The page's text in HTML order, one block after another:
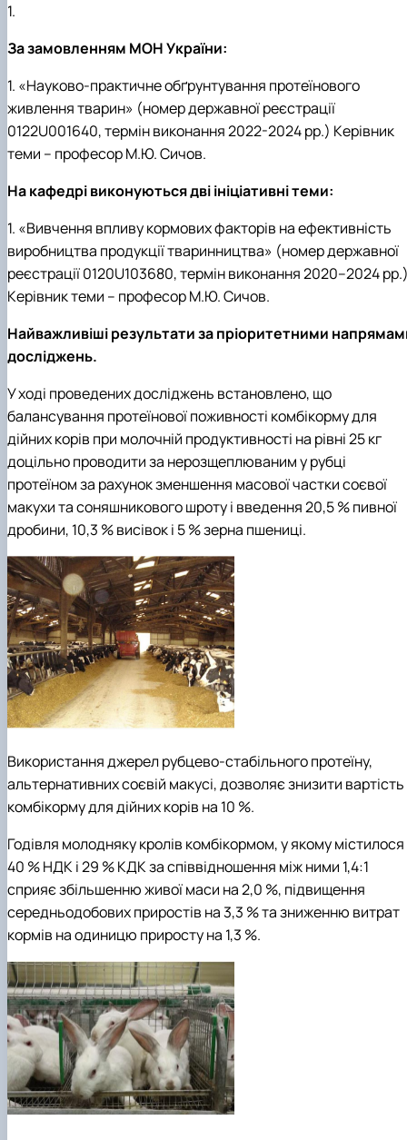
1.
За замовленням МОН України:
1. «Науково-практичне обґрунтування протеїнового
живлення тварин» (номер державної реєстрації
0122U001640, термін виконання 2022-2024 рр.) Керівник
теми – професор М.Ю. Сичов.
На кафедрі виконуються дві ініціативні теми:
1. «Вивчення впливу кормових факторів на ефективність
виробництва продукції тваринництва» (номер державної
реєстрації 0120U103680, термін виконання 2020–2024
Керівник теми – професор М.Ю. Сичов.
Найважливіші результати за пріоритетними
досліджень.
У ході проведених досліджень встановлено, що
балансування протеїнової поживності комбікорму для
дійних корів при молочній продуктивності на рівні 25 кг
доцільно проводити за нерозщеплюваним у рубці
протеїном за рахунок зменшення масової частки соєвої
макухи та соняшникового шроту і введення 20,5 % пивної
дробини, 10,3 % висівок і 5 % зерна пшениці.
Використання джерел рубцево-стабільного протеїну,
альтернативних соєвій макусі, дозволяє знизити вартість
комбікорму для дійних корів на 10 %.
Годівля молодняку кролів комбікормом, у якому містилося
40 % НДК і 29 % КДК за співвідношення між ними 1,4:1
сприяє збільшенню живої маси на 2,0 %, підвищення
середньодобових приростів на 3,3 % та зниженню витрат
кормів на одиницю приросту на 1,3 %.